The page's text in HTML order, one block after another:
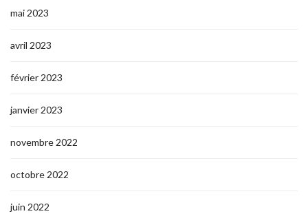
mai 2023
avril 2023
février 2023
janvier 2023
novembre 2022
octobre 2022
juin 2022